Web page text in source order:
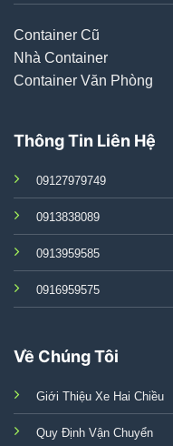
Container Cũ
Nhà Container
Container Văn Phòng
Thông Tin Liên Hệ
09127979749
0913838089
0913959585
0916959575
Về Chúng Tôi
Giới Thiệu Xe Hai Chiều
Quy Định Vận Chuyển